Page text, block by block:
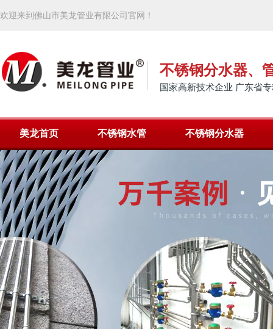
欢迎来到佛山市美龙管业有限公司官网！
不锈钢分水器、
国家高新技术企业 广东省
美龙首页 不锈钢水管 不锈钢分水器